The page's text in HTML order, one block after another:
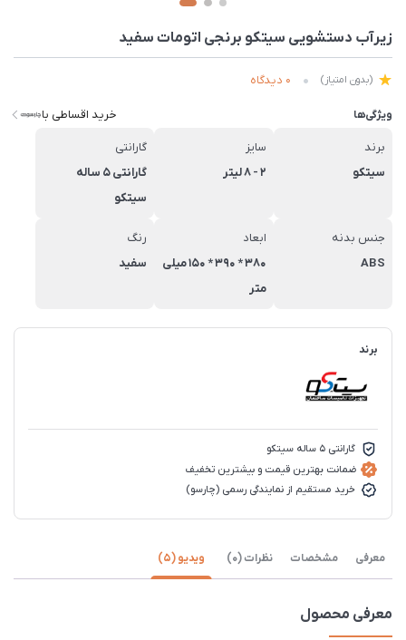
زیرآب دستشویی سیتکو برنجی اتومات سفید
(بدون امتیاز) 0 دیدگاه
ویژگی‌ها خرید اقساطی با
برند
سیتکو
سایز
2 - 8 لیتر
گارانتی
گارانتی 5 ساله
سیتکو
جنس بدنه
ABS
ابعاد
380 * 390 * 150 میلی
متر
رنگ
سفید
برند
گارانتی 5 ساله سیتکو
ضمانت بهترین قیمت و بیشترین تخفیف
خرید مستقیم از نمایندگی رسمی (چارسو)
معرفی مشخصات نظرات (0) ویدیو (5)
معرفی محصول